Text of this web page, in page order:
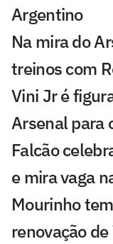
Argentino
Na mira do
treinos com
Vini Jr é
Arsenal para
Falcão
e mira vaga
Mourinho
renovação